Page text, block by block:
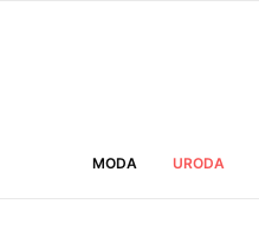
MODA URODA